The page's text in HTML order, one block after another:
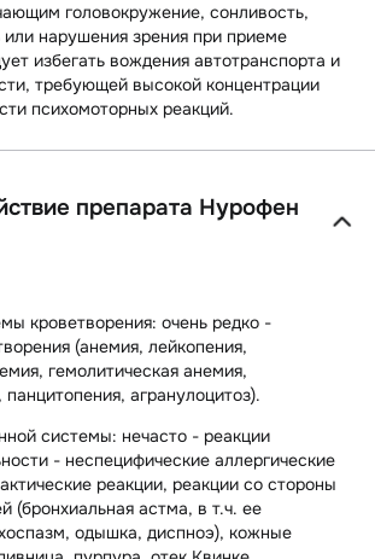
головокружение, сонливость,
нарушения зрения при приеме
избегать вождения автотранспорта и
требующей высокой концентрации
психомоторных реакций.
препарата Нурофен
кроветворения: очень редко -
(анемия, лейкопения,
гемолитическая анемия,
агранулоцитоз).
системы: нечасто - реакции
- неспецифические аллергические
реакции, реакции со стороны
(бронхиальная астма, в т.ч. ее
одышка, диспноэ), кожные